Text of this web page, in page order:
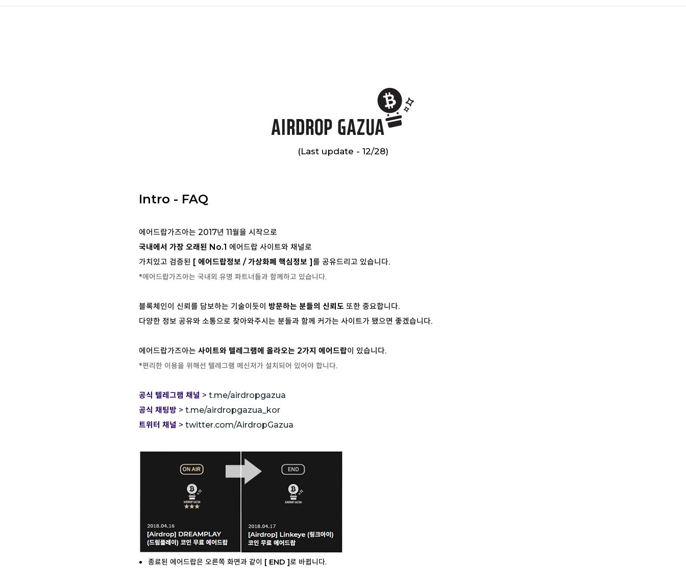
(Last update - 12/28)
Intro - FAQ
에어드랍가즈아는 2017년 11월을 시작으로
국내에서 가장 오래된 No.1 에어드랍 사이트와 채널로
가치있고 검증된 [ 에어드랍정보 / 가상화폐 핵심정보 ]를 공유드리고 있습니다.
*에어드랍가즈아는 국내외 유명 파트너들과 함께하고 있습니다.
블록체인이 신뢰를 담보하는 기술이듯이 방문하는 분들의 신뢰도 또한 중요합니다.
다양한 정보 공유와 소통으로 찾아와주시는 분들과 함께 커가는 사이트가 됐으면 좋겠습니다.
에어드랍가즈아는 사이트와 텔레그램에 올라오는 2가지 에어드랍이 있습니다.
*편리한 이용을 위해선 텔레그램 메신저가 설치되어 있어야 합니다.
공식 텔레그램 채널 > t.me/airdropgazua
공식 채팅방 > t.me/airdropgazua_kor
트위터 채널 > twitter.com/AirdropGazua
종료된 에어드랍은 오른쪽 화면과 같이 [ END ]로 바뀝니다.